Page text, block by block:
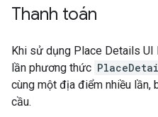
Thanh toán
Khi sử dụng Place Details
lần phương thức
cùng một địa điểm nhiều lần,
cầu.